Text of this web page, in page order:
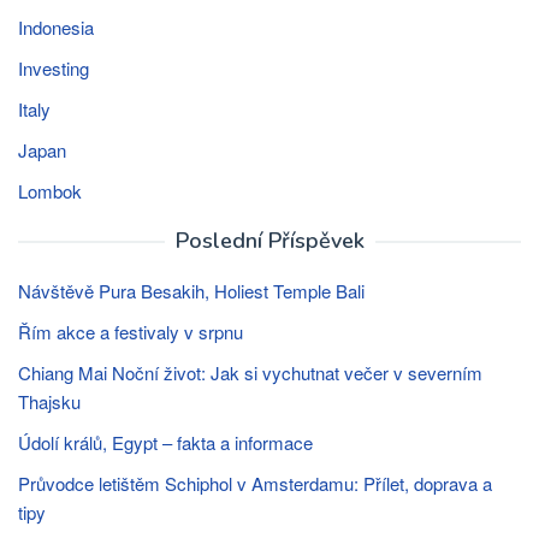
Indonesia
Investing
Italy
Japan
Lombok
Poslední Příspěvek
Návštěvě Pura Besakih, Holiest Temple Bali
Řím akce a festivaly v srpnu
Chiang Mai Noční život: Jak si vychutnat večer v severním
Thajsku
Údolí králů, Egypt – fakta a informace
Průvodce letištěm Schiphol v Amsterdamu: Přílet, doprava a
tipy